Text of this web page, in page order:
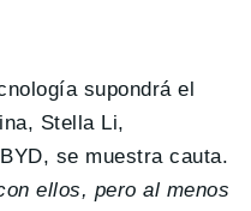
supondrá el
Stella Li,
se muestra cauta.
ellos, pero al menos